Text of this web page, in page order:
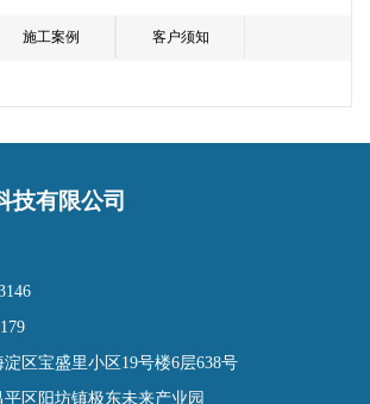
施工案例 客户须知
技有限公司
区宝盛里小区19号楼6层638号
区阳坊镇极东未来产业园